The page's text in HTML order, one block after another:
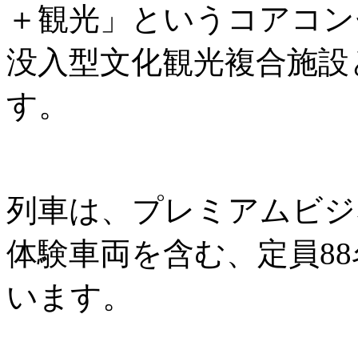
＋観光」というコアコ
没入型文化観光複合施
す。
列車は、プレミアムビ
体験車両を含む、定員
います。